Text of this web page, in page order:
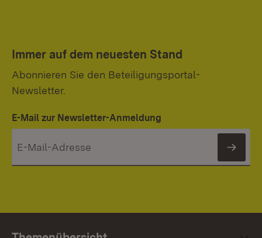
Immer auf dem neuesten Stand
Abonnieren Sie den Beteiligungsportal-
Newsletter.
E-Mail zur Newsletter-Anmeldung